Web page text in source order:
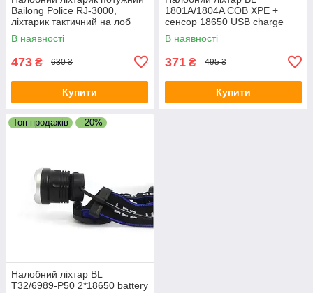
Bailong Police RJ-3000,
ліхтарик тактичний на лоб
В наявності
473 ₴ 630 ₴
Купити
1801A/1804A COB XPE +
сенсор 18650 USB charge
Ліхтарик на голову
акумуляторний
В наявності
371 ₴ 495 ₴
Купити
Топ продажів –20%
Налобний ліхтар BL
T32/6989-P50 2*18650 battery